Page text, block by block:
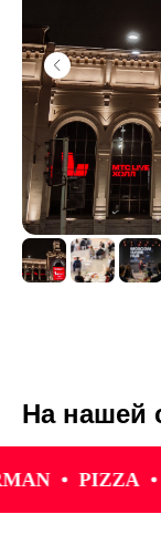
На нашей
PIZZA